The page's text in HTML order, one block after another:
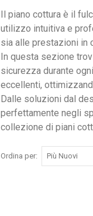
Il piano cottura è il
utilizzo intuitiva e
sia alle prestazioni in
In questa sezione
sicurezza durante
eccellenti,
Dalle soluzioni dal
perfettamente negli
collezione di piani
Ordina per
201,65 €
246,00 € -